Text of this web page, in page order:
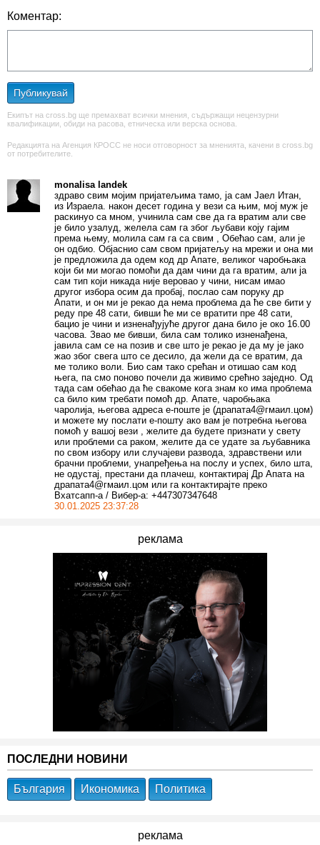
Коментар:
Публикувай
Екипът на cross.bg ще премахват всички мнения, съдържащи нецензурни
квалификации, обиди на расова, етническа или верска основа.
Редакцията на Агенция КРОСС не носи отговорност за мненията, качени в cross.bg
от потребителите.
monalisa landek
здраво свим мојим пријатељима тамо, ја сам Јаел Итан,
из Израела. након десет година у вези са њим, мој муж је
раскинуо са мном, учинила сам све да га вратим али све
је било узалуд, желела сам га због љубави коју гајим
према њему, молила сам га са свим , Обећао сам, али је
он одбио. Објаснио сам свом пријатељу на мрежи и она ми
је предложила да одем код др Апате, великог чаробњака
који би ми могао помоћи да дам чини да га вратим, али ја
сам тип који никада није веровао у чини, нисам имао
другог избора осим да пробај, послао сам поруку др
Апати, и он ми је рекао да нема проблема да ће све бити у
реду пре 48 сати, бивши ће ми се вратити пре 48 сати,
бацио је чини и изненађујуће другог дана било је око 16.00
часова. Звао ме бивши, била сам толико изненађена,
јавила сам се на позив и све што је рекао је да му је јако
жао због свега што се десило, да жели да се вратим, да
ме толико воли. Био сам тако срећан и отишао сам код
њега, па смо поново почели да живимо срећно заједно. Од
тада сам обећао да ће свакоме кога знам ко има проблема
са било ким требати помоћ др. Апате, чаробњака
чаролија, његова адреса е-поште је (драпата4@гмаил.цом)
и можете му послати е-пошту ако вам је потребна његова
помоћ у вашој вези , желите да будете признати у свету
или проблеми са раком, желите да се удате за љубавника
по свом избору или случајеви развода, здравствени или
брачни проблеми, унапређења на послу и успех, било шта,
не одустај, престани да плачеш, контактирај Др Апата на
драпата4@гмаил.цом или га контактирајте преко
Вхатсапп-а / Вибер-а: +447307347648
30.01.2025 23:37:28
реклама
ПОСЛЕДНИ НОВИНИ
България Икономика Политика
реклама